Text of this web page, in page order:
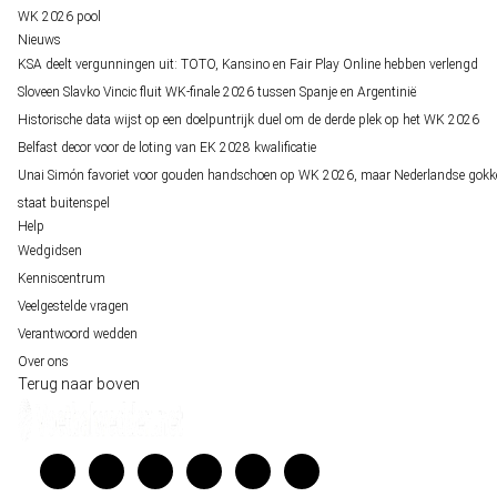
WK 2026 pool
Nieuws
KSA deelt vergunningen uit: TOTO, Kansino en Fair Play Online hebben verlengd
Sloveen Slavko Vincic fluit WK-finale 2026 tussen Spanje en Argentinië
Historische data wijst op een doelpuntrijk duel om de derde plek op het WK 2026
Belfast decor voor de loting van EK 2028 kwalificatie
Unai Simón favoriet voor gouden handschoen op WK 2026, maar Nederlandse
staat buitenspel
Help
Wedgidsen
Kenniscentrum
Veelgestelde vragen
Verantwoord wedden
Over ons
Terug naar boven